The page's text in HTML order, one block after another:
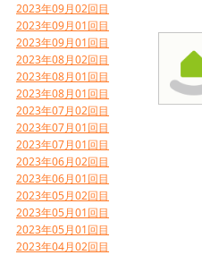
2023年09月02回目
2023年09月01回目
2023年09月01回目
2023年08月02回目
2023年08月01回目
2023年08月01回目
2023年07月02回目
2023年07月01回目
2023年07月01回目
2023年06月02回目
2023年06月01回目
2023年05月02回目
2023年05月01回目
2023年05月01回目
2023年04月02回目